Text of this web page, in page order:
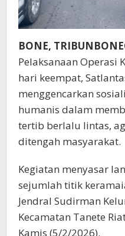
BONE,
Pelaksanaan Operasi
hari keempat,
menggencarkan
humanis dalam
tertib berlalu lintas,
ditengah masyarakat.
Kegiatan menyasar
sejumlah titik
Jendral Sudirman
Kecamatan Tanete
Kamis (5/2/2026).